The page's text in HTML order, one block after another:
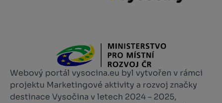
Webový portál vysocina.eu byl vytvořen v rámci
projektu Marketingové aktivity a rozvoj značky
destinace Vysočina v letech 2024 – 2025,